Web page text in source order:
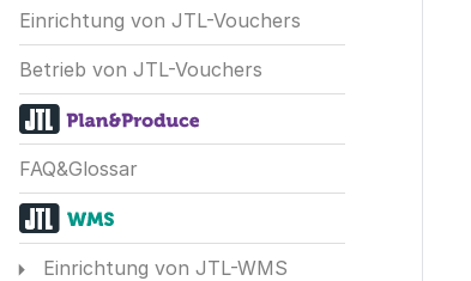
Einrichtung von JTL-Vouchers
Betrieb von JTL-Vouchers
FAQ&Glossar
Einrichtung von JTL-WMS